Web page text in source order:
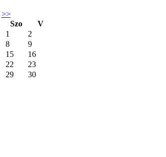
>>
Szo
V
1
2
8
9
15
16
22
23
29
30